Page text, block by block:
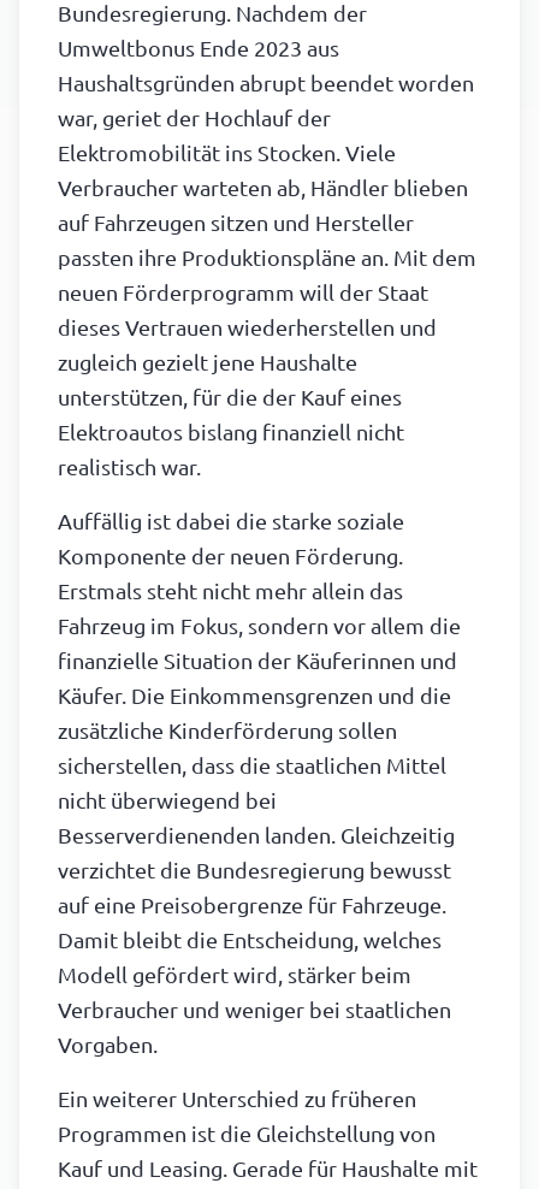
Bundesregierung. Nachdem der
Umweltbonus Ende 2023 aus
Haushaltsgründen abrupt beendet worden
war, geriet der Hochlauf der
Elektromobilität ins Stocken. Viele
Verbraucher warteten ab, Händler blieben
auf Fahrzeugen sitzen und Hersteller
passten ihre Produktionspläne an. Mit dem
neuen Förderprogramm will der Staat
dieses Vertrauen wiederherstellen und
zugleich gezielt jene Haushalte
unterstützen, für die der Kauf eines
Elektroautos bislang finanziell nicht
realistisch war.
Auffällig ist dabei die starke soziale
Komponente der neuen Förderung.
Erstmals steht nicht mehr allein das
Fahrzeug im Fokus, sondern vor allem die
finanzielle Situation der Käuferinnen und
Käufer. Die Einkommensgrenzen und die
zusätzliche Kinderförderung sollen
sicherstellen, dass die staatlichen Mittel
nicht überwiegend bei
Besserverdienenden landen. Gleichzeitig
verzichtet die Bundesregierung bewusst
auf eine Preisobergrenze für Fahrzeuge.
Damit bleibt die Entscheidung, welches
Modell gefördert wird, stärker beim
Verbraucher und weniger bei staatlichen
Vorgaben.
Ein weiterer Unterschied zu früheren
Programmen ist die Gleichstellung von
Kauf und Leasing. Gerade für Haushalte mit